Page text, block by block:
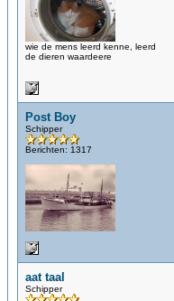
wie de mens leerd kenne, leerd
de dieren waardeere
Post Boy
Schipper
Berichten: 1317
aat taal
Schipper